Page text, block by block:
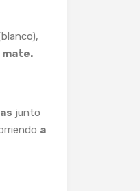
mate.
junto
a